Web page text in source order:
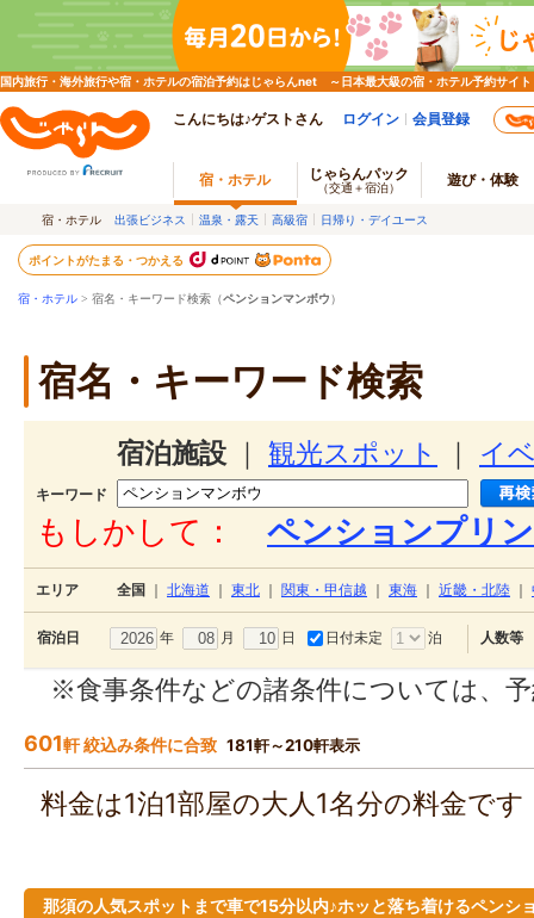
国内旅行・海外旅行や宿・ホテルの宿泊予約はじゃらんnet ～日本最大級の宿・ホテル予約サイト
こんにちは♪ゲストさん ログイン 会員登録
宿・ホテル じゃらんパック
（交通＋宿泊） 遊び・体験
宿・ホテル 出張ビジネス 温泉・露天 高級宿 日帰り・デイユース
ポイントがたまる・つかえる
宿・ホテル > 宿名・キーワード検索（ペンションマンボウ）
宿名・キーワード検索
宿泊施設 観光スポット イ
キーワード
もしかして： ペンションプリ
エリア 全国 北海道 東北 関東・甲信越 東海 近畿・北陸
宿泊日 年 月 日 日付未定 泊 人数等
※食事条件などの諸条件については、
601軒 絞込み条件に合致 181軒～210軒表示
料金は1泊1部屋の大人1名分の料金で
那須の人気スポットまで車で15分以内♪ホッと落ち着けるペンシ